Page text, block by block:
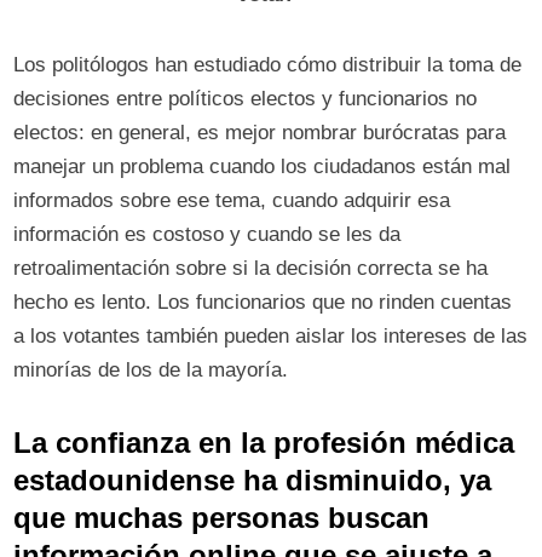
Los politólogos han estudiado cómo distribuir la toma de
decisiones entre políticos electos y funcionarios no
electos: en general, es mejor nombrar burócratas para
manejar un problema cuando los ciudadanos están mal
informados sobre ese tema, cuando adquirir esa
información es costoso y cuando se les da
retroalimentación sobre si la decisión correcta se ha
hecho es lento. Los funcionarios que no rinden cuentas
a los votantes también pueden aislar los intereses de las
minorías de los de la mayoría.
La confianza en la profesión médica
estadounidense ha disminuido, ya
que muchas personas buscan